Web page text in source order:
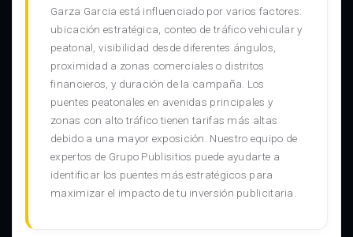
Garza Garcia está influenciado por varios factores:
ubicación estratégica, conteo de tráfico vehicular y
peatonal, visibilidad desde diferentes ángulos,
proximidad a zonas comerciales o distritos
financieros, y duración de la campaña. Los
puentes peatonales en avenidas principales y
zonas con alto tráfico tienen tarifas más altas
debido a una mayor exposición. Nuestro equipo de
expertos de Grupo Publisitios puede ayudarte a
identificar los puentes más estratégicos para
maximizar el impacto de tu inversión publicitaria.